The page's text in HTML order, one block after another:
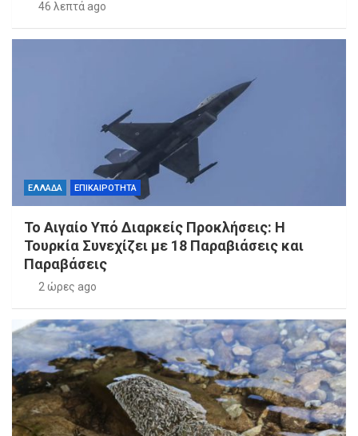
46 λεπτά ago
ΕΛΛΑΔΑ ΕΠΙΚΑΙΡΟΤΗΤΑ
Το Αιγαίο Υπό Διαρκείς Προκλήσεις: Η
Τουρκία Συνεχίζει με 18 Παραβιάσεις και
Παραβάσεις
2 ώρες ago